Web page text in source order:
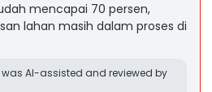
mencapai 70 persen,
lahan masih dalam proses di
AI-assisted and reviewed by